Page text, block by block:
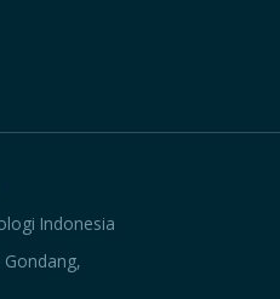
Indonesia